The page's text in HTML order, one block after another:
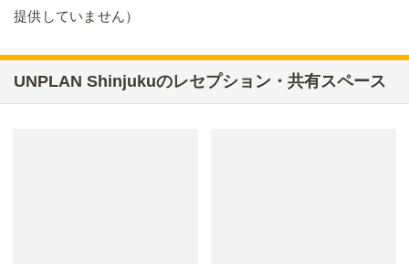
提供していません）
UNPLAN Shinjukuのレセプション・共有スペース